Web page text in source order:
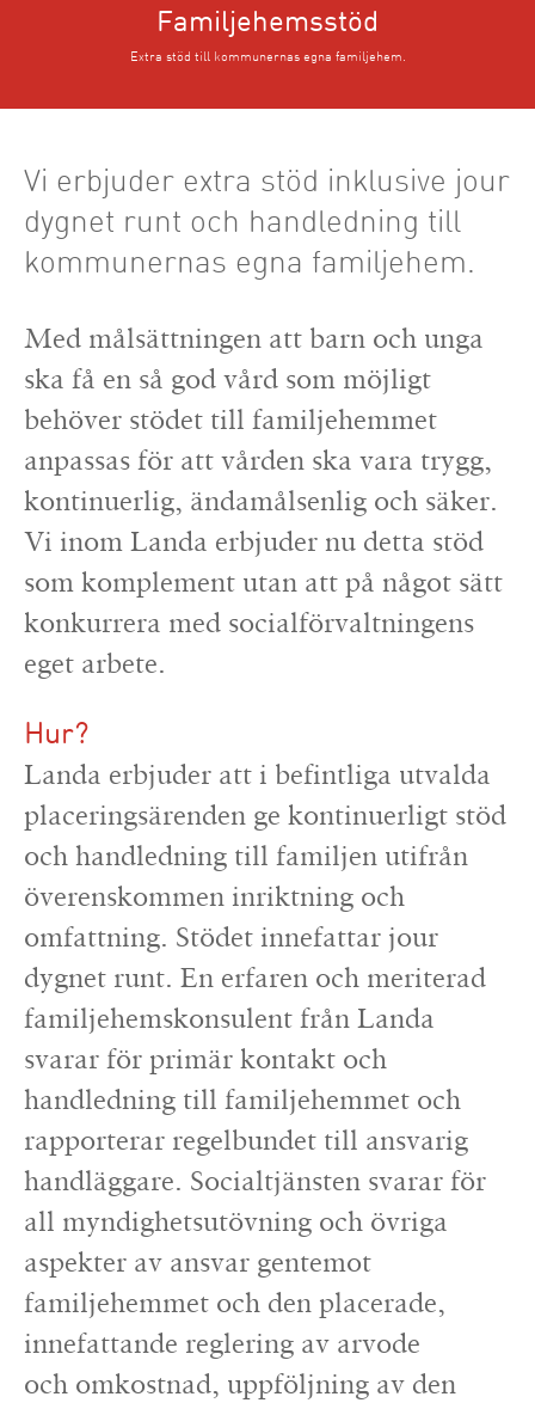
Familjehemsstöd
Extra stöd till kommunernas egna familjehem.
Vi erbjuder extra stöd inklusive jour
dygnet runt och handledning till
kommunernas egna familjehem.
Med målsättningen att barn och unga
ska få en så god vård som möjligt
behöver stödet till familjehemmet
anpassas för att vården ska vara trygg,
kontinuerlig, ändamålsenlig och säker.
Vi inom Landa erbjuder nu detta stöd
som komplement utan att på något sätt
konkurrera med socialförvaltningens
eget arbete.
Hur?
Landa erbjuder att i befintliga utvalda
placeringsärenden ge kontinuerligt stöd
och handledning till familjen utifrån
överenskommen inriktning och
omfattning. Stödet innefattar jour
dygnet runt. En erfaren och meriterad
familjehemskonsulent från Landa
svarar för primär kontakt och
handledning till familjehemmet och
rapporterar regelbundet till ansvarig
handläggare. Socialtjänsten svarar för
all myndighetsutövning och övriga
aspekter av ansvar gentemot
familjehemmet och den placerade,
innefattande reglering av arvode
och omkostnad, uppföljning av den